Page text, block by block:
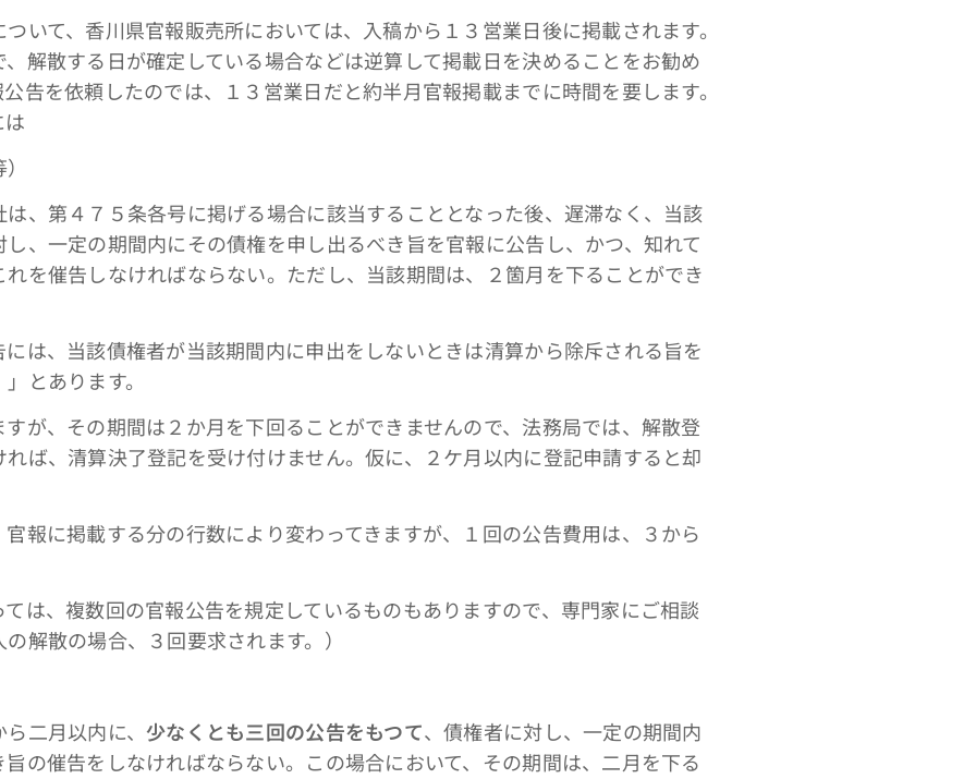
いて、香川県官報販売所においては、入稿から１３営業日後に掲載されます。
解散する日が確定している場合などは逆算して掲載日を決めることをお勧め
告を依頼したのでは、１３営業日だと約半月官報掲載までに時間を要します。
、第４７５条各号に掲げる場合に該当することとなった後、遅滞なく、当該
、一定の期間内にその債権を申し出るべき旨を官報に公告し、かつ、知れて
を催告しなければならない。ただし、当該期間は、２箇月を下ることができ
は、当該債権者が当該期間内に申出をしないときは清算から除斥される旨を
とあります。
が、その期間は２か月を下回ることができませんので、法務局では、解散登
ば、清算決了登記を受け付けません。仮に、２ケ月以内に登記申請すると却
報に掲載する分の行数により変わってきますが、１回の公告費用は、３から
は、複数回の官報公告を規定しているものもありますので、専門家にご相談
解散の場合、３回要求されます。）
二月以内に、少なくとも三回の公告をもつて、債権者に対し、一定の期間内
の催告をしなければならない。この場合において、その期間は、二月を下る